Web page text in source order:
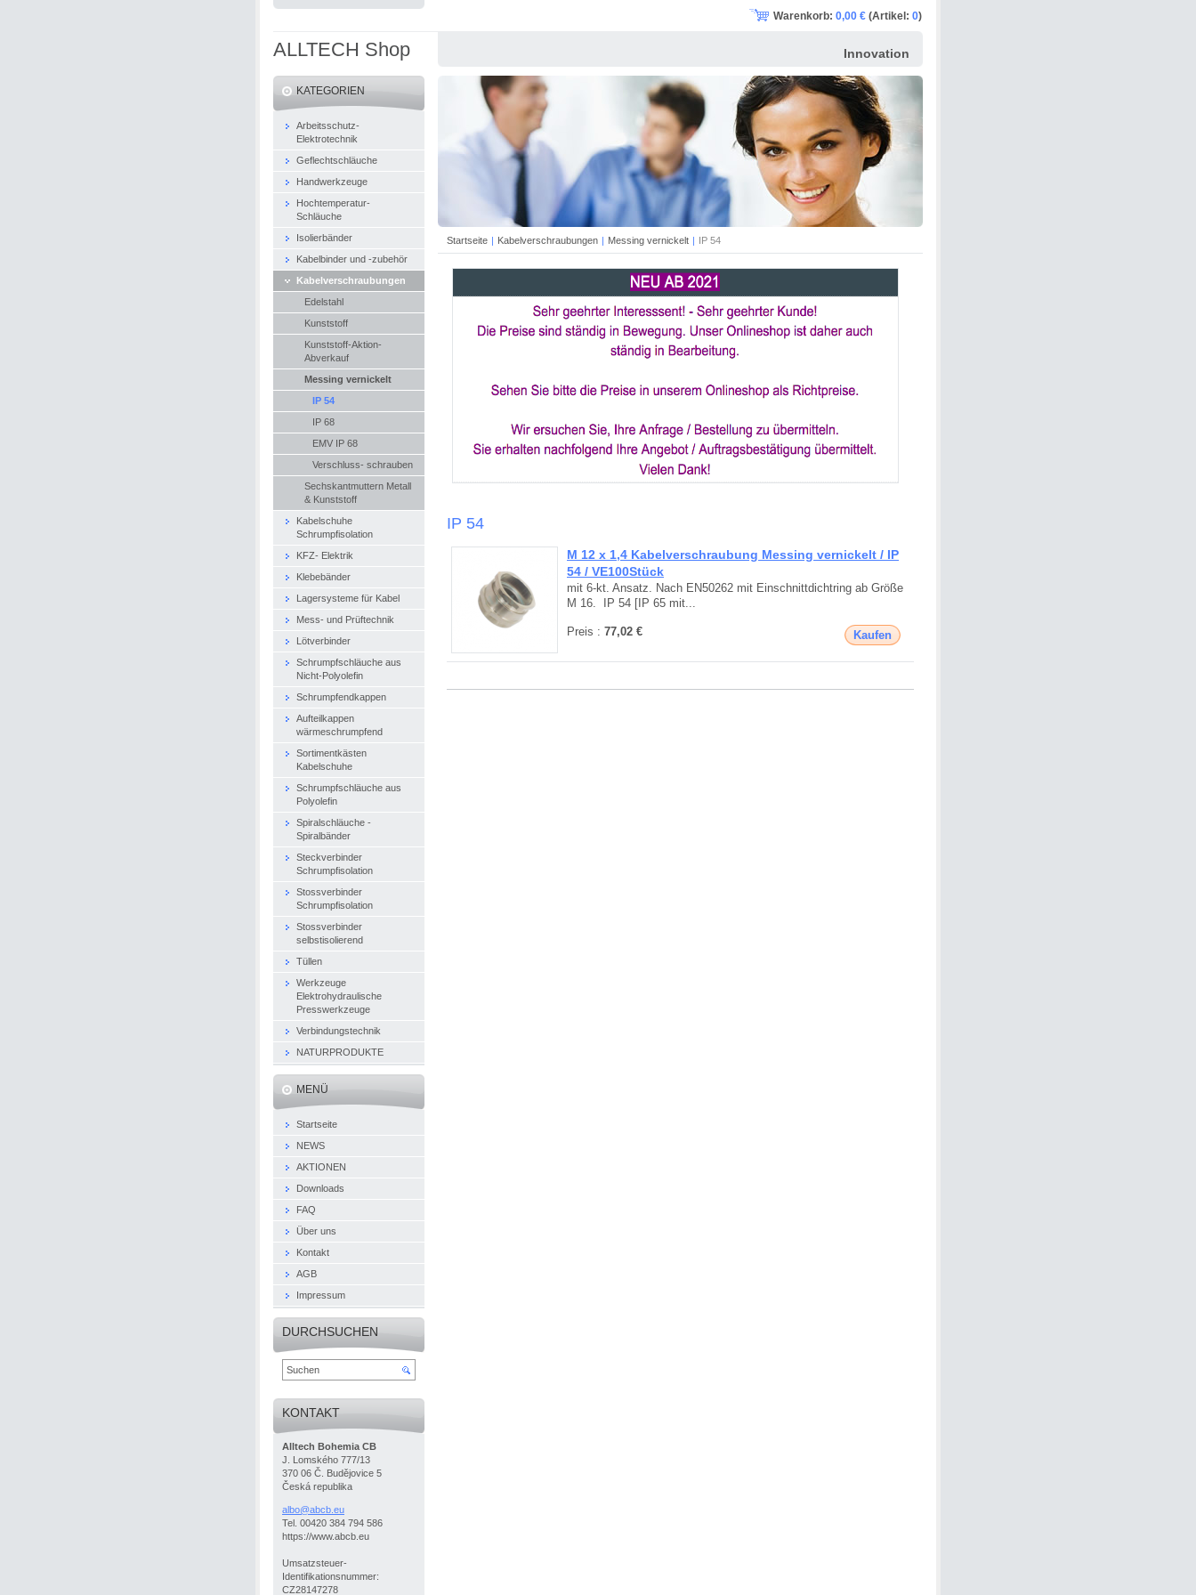
ALLTECH Shop Innovation
Startseite | Kabelverschraubungen | Messing vernickelt | IP 54
IP 54
M 12 x 1,4 Kabelverschraubung Messing vernickelt / IP
54 / VE100Stück
mit 6-kt. Ansatz. Nach EN50262 mit Einschnittdichtring ab Größe
M 16. IP 54 [IP 65 mit...
Kaufen
Preis : 77,02 €
KATEGORIEN
Arbeitsschutz-
Elektrotechnik
Geflechtschläuche
Handwerkzeuge
Hochtemperatur-
Schläuche
Isolierbänder
Kabelbinder und -zubehör
Kabelverschraubungen
Edelstahl
Kunststoff
Kunststoff-Aktion-
Abverkauf
Messing vernickelt
IP 54
IP 68
EMV IP 68
Verschluss- schrauben
Sechskantmuttern Metall
& Kunststoff
Kabelschuhe
Schrumpfisolation
KFZ- Elektrik
Klebebänder
Lagersysteme für Kabel
Mess- und Prüftechnik
Lötverbinder
Schrumpfschläuche aus
Nicht-Polyolefin
Schrumpfendkappen
Aufteilkappen
wärmeschrumpfend
Sortimentkästen
Kabelschuhe
Schrumpfschläuche aus
Polyolefin
Spiralschläuche -
Spiralbänder
Steckverbinder
Schrumpfisolation
Stossverbinder
Schrumpfisolation
Stossverbinder
selbstisolierend
Tüllen
Werkzeuge
Elektrohydraulische
Presswerkzeuge
Verbindungstechnik
NATURPRODUKTE
MENÜ
Startseite
NEWS
AKTIONEN
Downloads
FAQ
Über uns
Kontakt
AGB
Impressum
DURCHSUCHEN
KONTAKT
Alltech Bohemia CB
J. Lomského 777/13
370 06 Č. Budějovice 5
Česká republika
albo@abcb.eu
Tel. 00420 384 794 586
https://www.abcb.eu
Umsatzsteuer-
Identifikationsnummer:
CZ28147278
Warenkorb: 0,00 € (Artikel: 0)